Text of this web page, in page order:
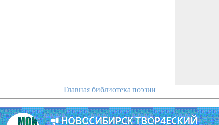
Главная библиотека поэзии